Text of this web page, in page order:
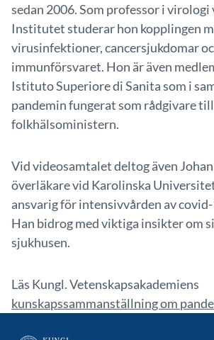
sedan 2006. Som professor i
Institutet studerar hon kopplingen
virusinfektioner, cancersjukdomar
immunförsvaret. Hon är även
Istituto Superiore di Sanita som i
pandemin fungerat som rådgivare
folkhälsoministern.
Vid videosamtalet deltog även
överläkare vid Karolinska
ansvarig för intensivvården av
Han bidrog med viktiga insikter om
sjukhusen.
Läs Kungl. Vetenskapsakademiens
kunskapssammanställning om